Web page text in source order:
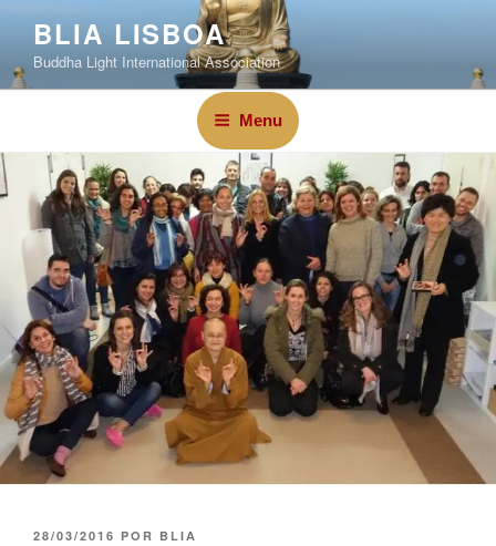
BLIA LISBOA
Buddha Light International Association
Menu
28/03/2016 POR BLIA